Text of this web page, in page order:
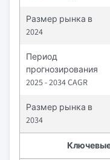
Размер рынка в
2024
Период
прогнозирования
2025 - 2034 CAGR
Размер рынка в
2034